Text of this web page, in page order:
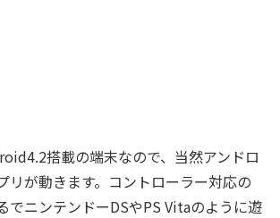
搭載の端末なので、当然アンドロ
リが動きます。コントローラー対応の
でニンテンドーDSやPS Vitaのように遊